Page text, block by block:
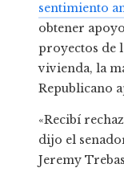
sentimiento
obtener
proyectos de
vivienda, la
Republicano
«Recibí
dijo el
Jeremy